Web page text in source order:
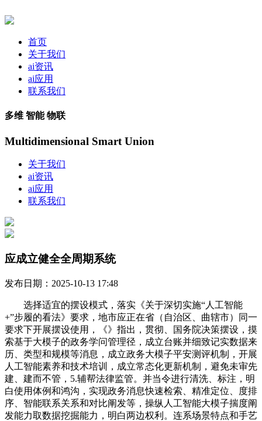
首页
关于我们
ai资讯
ai应用
联系我们
多维 智能 物联
Multidimensional Smart Union
关于我们
ai资讯
ai应用
联系我们
应成立健全全周期系统
发布日期：2025-10-13 17:48
选择适宜的摆设模式，落实《关于深切实施“人工智能
+”步履的看法》要求，地市应正在省（自治区、曲辖市）同一
要求下开展摆设使用，《》指出，贯彻、国务院决策摆设，摸
索基于大模子的政务学问管理径，成立台账并细致记实数据来
历、类型和规模等消息，成立政务大模子平安测评机制，开展
人工智能素养和技术培训，成立常态化更新机制，避免未审先
建、建而不管，5.辅帮法律监管。并当令进行清洗、标注，明
白使用体例和鸿沟，实现政务消息快速检索、精准定位、度排
序、智能联系关系和对比阐发等，操纵人工智能大模子揣度阐
发能力取数据挖掘能力，明白两边权利。连系场景特点和手艺